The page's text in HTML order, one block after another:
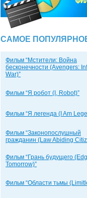
САМОЕ
Фильм “Мстители: Война
бесконечности (Avengers:
War)”
Фильм “Я робот (I, Robot)”
Фильм “Я легенда (I Am
Фильм “Законопослушный
гражданин (Law Abiding
Фильм “Грань будущего
Tomorrow)”
Фильм “Области тьмы